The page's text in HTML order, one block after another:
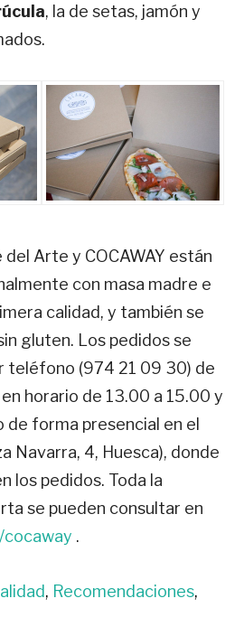
, la de setas, jamón y
Arte y COCAWAY están
con masa madre e
calidad, y también se
gluten. Los pedidos se
teléfono (974 21 09 30) de
horario de 13.00 a 15.00 y
de forma presencial en el
Navarra, 4, Huesca), donde
los pedidos. Toda la
se pueden consultar en
cocaway .
, Recomendaciones,